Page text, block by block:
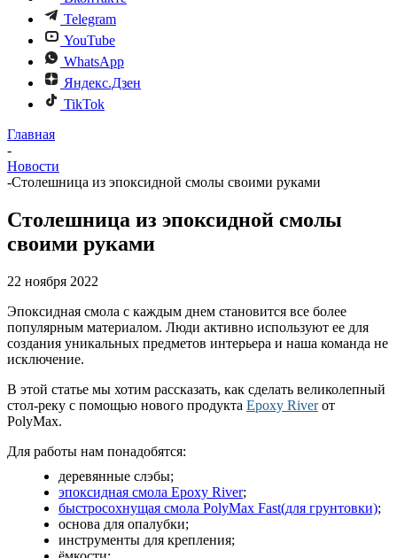
Telegram
YouTube
WhatsApp
Яндекс.Дзен
TikTok
Главная
-
Новости
-Столешница из эпоксидной смолы своими руками
Столешница из эпоксидной смолы
своими руками
22 ноября 2022
Эпоксидная смола с каждым днем становится все более
популярным материалом. Люди активно используют ее для
создания уникальных предметов интерьера и наша команда не
исключение.
В этой статье мы хотим рассказать, как сделать великолепный
стол-реку с помощью нового продукта Epoxy Riverот
PolyMax.
Для работы нам понадобятся:
деревянные слэбы;
эпоксидная смола Epoxy River;
быстросохнущая смола PolyMax Fast(для грунтовки);
основа для опалубки;
инструменты для крепления;